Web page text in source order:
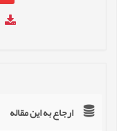
ارجاع به این مقاله